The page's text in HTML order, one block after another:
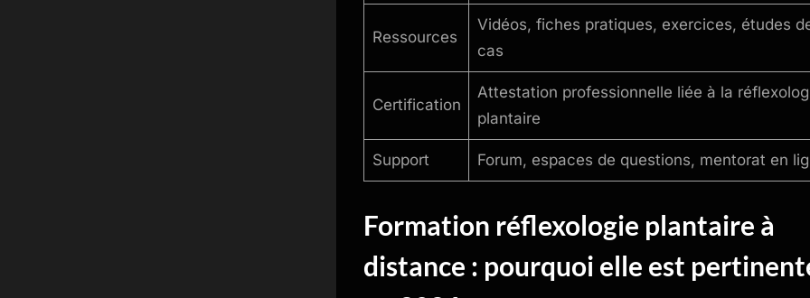
Ressources
Vidéos, fiches pratiques, exercices, études
cas
Certification
Attestation professionnelle liée à la
plantaire
Support Forum, espaces de questions, mentorat en
Formation réflexologie plantaire à
distance : pourquoi elle est